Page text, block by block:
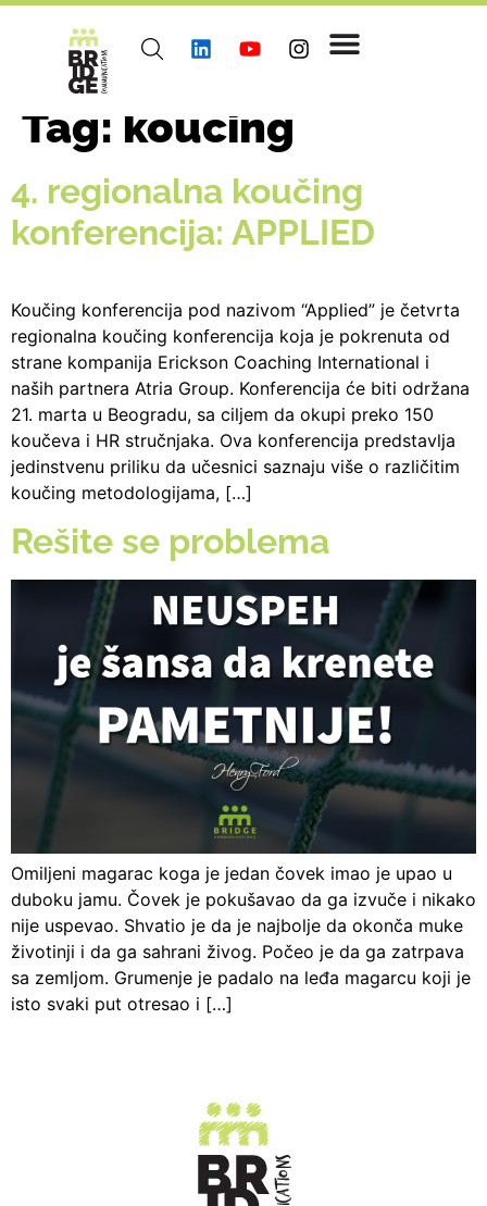
Tag: koucing
4. regionalna koučing
konferencija: APPLIED
Koučing konferencija pod nazivom “Applied” je četvrta
regionalna koučing konferencija koja je pokrenuta od
strane kompanija Erickson Coaching International i
naših partnera Atria Group. Konferencija će biti održana
21. marta u Beogradu, sa ciljem da okupi preko 150
koučeva i HR stručnjaka. Ova konferencija predstavlja
jedinstvenu priliku da učesnici saznaju više o različitim
koučing metodologijama, […]
Rešite se problema
Omiljeni magarac koga je jedan čovek imao je upao u
duboku jamu. Čovek je pokušavao da ga izvuče i nikako
nije uspevao. Shvatio je da je najbolje da okonča muke
životinji i da ga sahrani živog. Počeo je da ga zatrpava
sa zemljom. Grumenje je padalo na leđa magarcu koji je
isto svaki put otresao i […]